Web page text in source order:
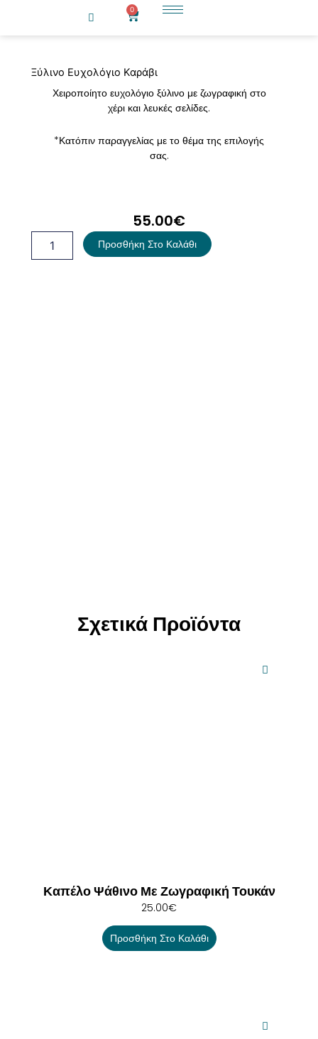
0
Cart
Ξύλινο Ευχολόγιο Καράβι
Χειροποίητο ευχολόγιο ξύλινο με ζωγραφική στο
χέρι και λευκές σελίδες.
*Κατόπιν παραγγελίας με το θέμα της επιλογής
σας.
55.00€
Ευχολόγιο
Προσθήκη Στο Καλάθι
Σχετικά Προϊόντα
Καπέλο Ψάθινο Με Ζωγραφική Τουκάν
25.00€
Προσθήκη Στο Καλάθι